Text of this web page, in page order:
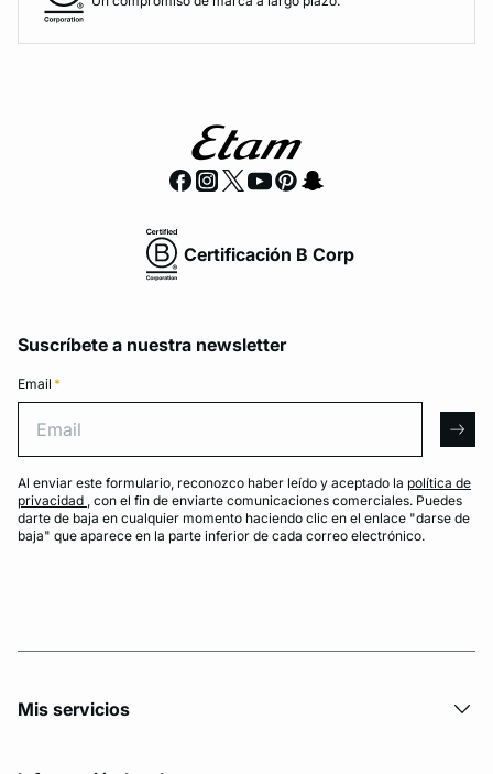
Certificación B Corp
Suscríbete a nuestra newsletter
Email *
Al enviar este formulario, reconozco haber leído y aceptado la política de
privacidad , con el fin de enviarte comunicaciones comerciales. Puedes
darte de baja en cualquier momento haciendo clic en el enlace "darse de
baja" que aparece en la parte inferior de cada correo electrónico.
Mis servicios